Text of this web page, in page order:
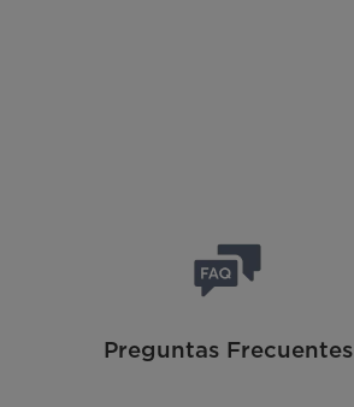
Preguntas Frecuentes